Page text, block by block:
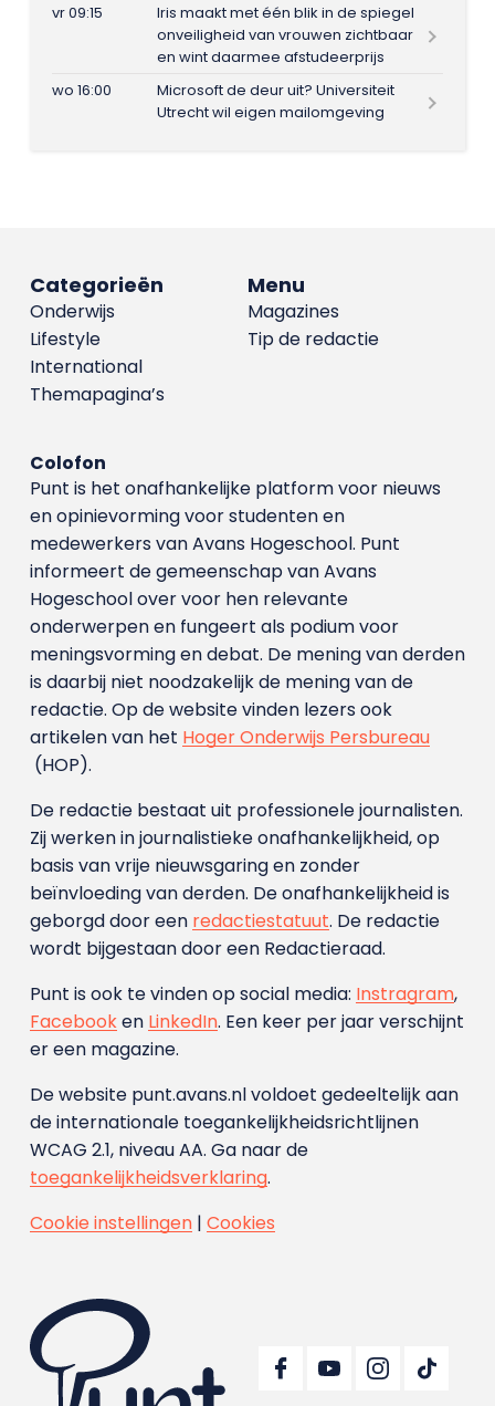
vr 09:15
Iris maakt met één blik in de spiegel
onveiligheid van vrouwen zichtbaar
en wint daarmee afstudeerprijs
wo 16:00
Microsoft de deur uit? Universiteit
Utrecht wil eigen mailomgeving
Menu
Magazines
Tip de redactie
Categorieën
Onderwijs
Lifestyle
International
Themapagina’s
Colofon
Punt is het onafhankelijke platform voor nieuws
en opinievorming voor studenten en
medewerkers van Avans Hoge­school. Punt
informeert de gemeenschap van Avans
Hogeschool over voor hen relevante
onderwerpen en fungeert als podium voor
meningsvorming en debat. De mening van derden
is daarbij niet noodzakelijk de mening van de
redactie. Op de website vinden lezers ook
artikelen van het Hoger Onderwijs Persbureau
(HOP).
De redactie bestaat uit professionele journalisten.
Zij werken in journalistieke onafhankelijkheid, op
basis van vrije nieuwsgaring en zonder
beïnvloeding van derden. De onafhankelijkheid is
geborgd door een redactiestatuut. De redactie
wordt bijgestaan door een Redactieraad.
Punt is ook te vinden op social media: Instragram,
Facebooken LinkedIn. Een keer per jaar verschijnt
er een magazine.
De website punt.avans.nl voldoet gedeeltelijk aan
de internationale toegankelijkheidsrichtlijnen
WCAG 2.1, niveau AA. Ga naar de
toegankelijkheidsverklaring.
Cookie instellingen| Cookies